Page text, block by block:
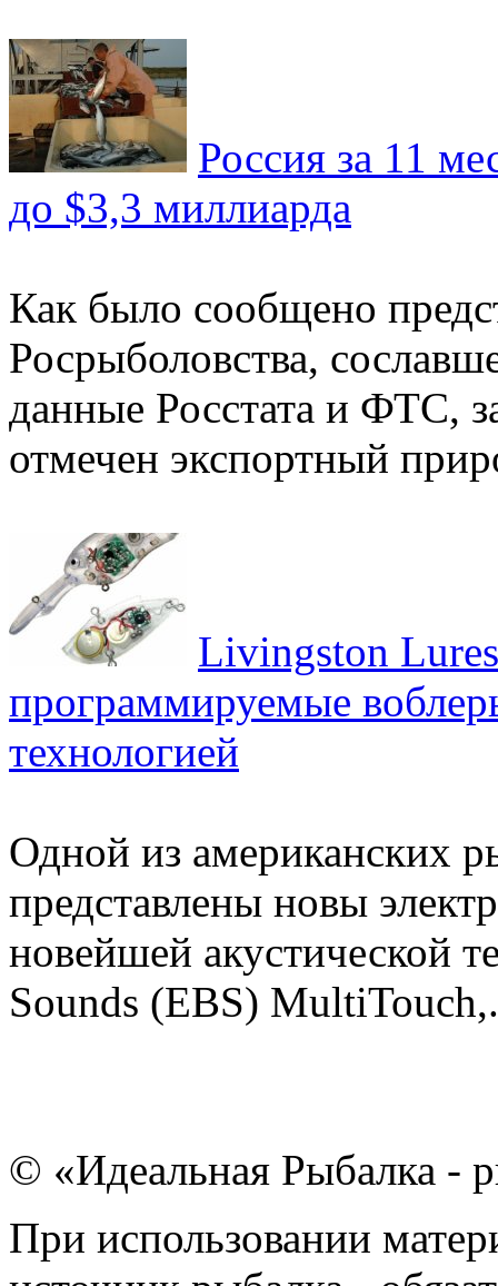
Россия за 11
до $3,3 миллиарда
Как было сообщено
Росрыболовства,
данные Росстата и ФТС,
отмечен экспортный
Livingston
программируемые
технологией
Одной из американских
представлены новы
новейшей акустической
Sounds (EBS)
© «Идеальная Рыбалка -
При использовании